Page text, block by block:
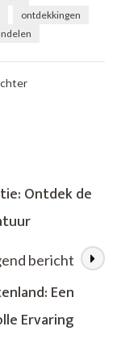
ontdekkingen
op
en
Maak
Ontdek de
bericht
Een
Ervaring